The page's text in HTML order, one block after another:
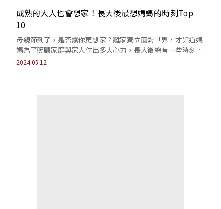
成熟的大人也會想家！長大後最想媽媽的時刻Top
10
母親節到了，是否讓你更想家？離家獨立面對世界，才知道媽
媽為了照顧家庭與家人付出多大心力，長大後總有一些時刻，
讓人特別想念媽媽…
2024.05.12